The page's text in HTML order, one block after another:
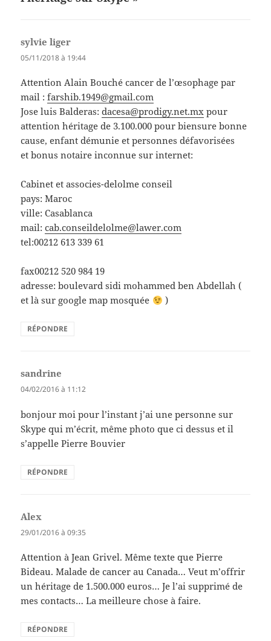
sylvie liger
05/11/2018 à 19:44
Attention Alain Bouché cancer de l’œsophage par
mail :farshib.1949@gmail.com
Jose luis Balderas:dacesa@prodigy.net.mx pour
attention héritage de 3.100.000 pour biensure bonne
cause, enfant démunie et personnes défavorisées
et bonus notaire inconnue sur internet:
Cabinet et associes-delolme conseil
pays: Maroc
ville: Casablanca
mail:cab.conseildelolme@lawer.com
tel:00212 613 339 61
fax00212 520 984 19
adresse: boulevard sidi mohammed ben Abdellah (
et là sur google map mosquée
)
RÉPONDRE
sandrine
04/02/2016 à 11:12
bonjour moi pour l’instant j’ai une personne sur
Skype qui m’écrit, même photo que ci dessus et il
s’appelle Pierre Bouvier
RÉPONDRE
Alex
29/01/2016 à 09:35
Attention à Jean Grivel. Même texte que Pierre
Bideau. Malade de cancer au Canada… Veut m’offrir
un héritage de 1.500.000 euros… Je l’ai supprimé de
mes contacts… La meilleure chose à faire.
RÉPONDRE